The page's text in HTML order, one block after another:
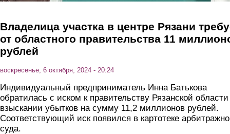
Владелица участка в центре Рязани
от областного правительства 11
рублей
воскресенье, 6 октября, 2024 - 20:24
Индивидуальный предприниматель Инна Батькова
обратилась с иском к правительству Рязанской
взыскании убытков на сумму 11,2 миллионов рублей.
Соответствующий иск появился в картотеке
суда.